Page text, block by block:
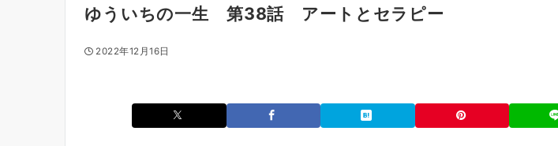
ゆういちの一生 第38話 アートとセラピー
2022年12月16日